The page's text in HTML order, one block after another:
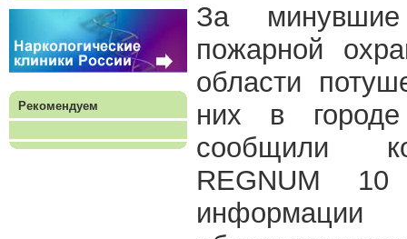
Рекомендуем
За минувшие
пожарной
области
них в городе
сообщили
REGNUM